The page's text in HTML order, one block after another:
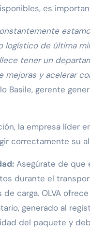
es
logístico de última
tener un
mejoras y acelerar
Basile, gerente
la empresa líder
correctamente su
Asegúrate de que
durante el
de carga. OLVA
generado al
del paquete y